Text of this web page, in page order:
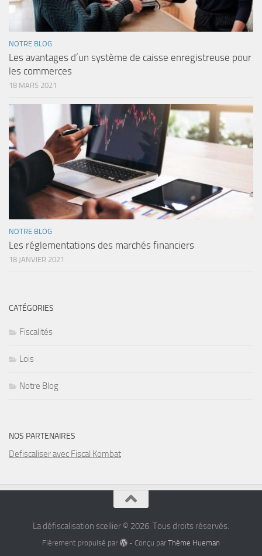
NOTRE BLOG
Les avantages d’un système de caisse enregistreuse pour
les commerces
18 MARS 2021
NOTRE BLOG
Les réglementations des marchés financiers
18 JANVIER 2021
CATÉGORIES
Fiscalités
Lois
Notre Blog
NOS PARTENAIRES
Defiscaliser avec Fiscal Kombat
La défiscalisation scellier © 2026. Tous droits réservés.
Fièrement propulsé par - Conçu par Thème Hueman